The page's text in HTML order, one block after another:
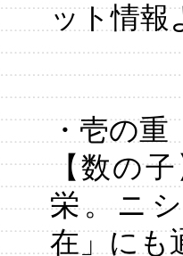
ット情報
・壱の重
【数の
栄。ニ
在」にも